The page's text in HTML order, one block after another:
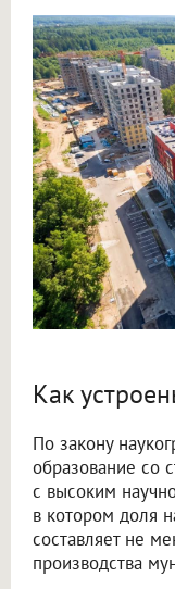
Как
По закону
образование со
с высоким
в котором доля
составляет не
производства